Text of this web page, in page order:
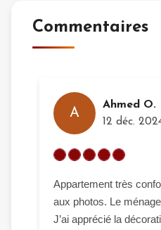
Commentaires
A
Ahmed O.
12 déc.
Appartement très
aux photos. Le
J’ai apprécié la